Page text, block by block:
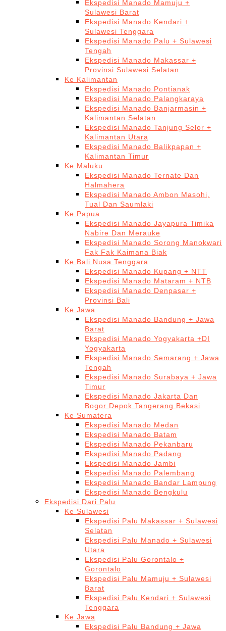
Ekspedisi Manado Mamuju +
Sulawesi Barat
Ekspedisi Manado Kendari +
Sulawesi Tenggara
Ekspedisi Manado Palu + Sulawesi
Tengah
Ekspedisi Manado Makassar +
Provinsi Sulawesi Selatan
Ke Kalimantan
Ekspedisi Manado Pontianak
Ekspedisi Manado Palangkaraya
Ekspedisi Manado Banjarmasin +
Kalimantan Selatan
Ekspedisi Manado Tanjung Selor +
Kalimantan Utara
Ekspedisi Manado Balikpapan +
Kalimantan Timur
Ke Maluku
Ekspedisi Manado Ternate Dan
Halmahera
Ekspedisi Manado Ambon Masohi,
Tual Dan Saumlaki
Ke Papua
Ekspedisi Manado Jayapura Timika
Nabire Dan Merauke
Ekspedisi Manado Sorong Manokwari
Fak Fak Kaimana Biak
Ke Bali Nusa Tenggara
Ekspedisi Manado Kupang + NTT
Ekspedisi Manado Mataram + NTB
Ekspedisi Manado Denpasar +
Provinsi Bali
Ke Jawa
Ekspedisi Manado Bandung + Jawa
Barat
Ekspedisi Manado Yogyakarta +DI
Yogyakarta
Ekspedisi Manado Semarang + Jawa
Tengah
Ekspedisi Manado Surabaya + Jawa
Timur
Ekspedisi Manado Jakarta Dan
Bogor Depok Tangerang Bekasi
Ke Sumatera
Ekspedisi Manado Medan
Ekspedisi Manado Batam
Ekspedisi Manado Pekanbaru
Ekspedisi Manado Padang
Ekspedisi Manado Jambi
Ekspedisi Manado Palembang
Ekspedisi Manado Bandar Lampung
Ekspedisi Manado Bengkulu
Ekspedisi Dari Palu
Ke Sulawesi
Ekspedisi Palu Makassar + Sulawesi
Selatan
Ekspedisi Palu Manado + Sulawesi
Utara
Ekspedisi Palu Gorontalo +
Gorontalo
Ekspedisi Palu Mamuju + Sulawesi
Barat
Ekspedisi Palu Kendari + Sulawesi
Tenggara
Ke Jawa
Ekspedisi Palu Bandung + Jawa